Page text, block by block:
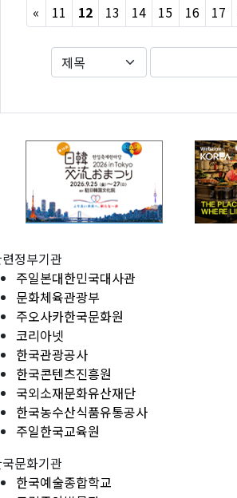
« Previous
11 12 13 14 15 16 17
정부기관
주일본대한민국대사관
문화체육관광부
주오사카한국문화원
코리아넷
한국관광공사
한국콘텐츠진흥원
국외소재문화유산재단
한국농수산식품유통공사
주일한국교육원
문화기관
한국예술종합학교